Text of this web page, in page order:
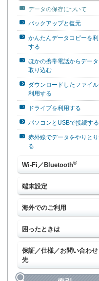
データの保存について
バックアップと復元
かんたんデータコピーを利
する
ほかの携帯電話からデー
取り込む
ダウンロードしたファイ
利用する
ドライブを利用する
パソコンとUSBで接続する
赤外線でデータをやりと
る
Wi-Fi／Bluetooth®
端末設定
海外でのご利用
困ったときは
保証／仕様／お問い合わせ
先